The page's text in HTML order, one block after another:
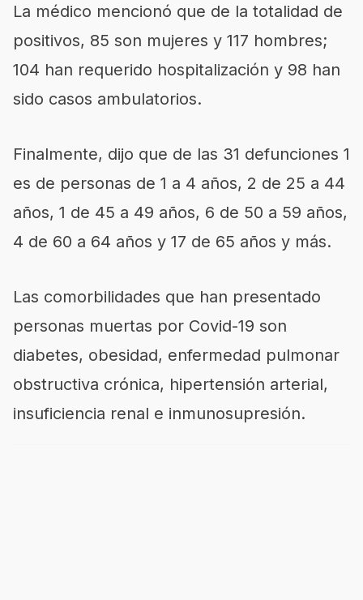
La médico mencionó que de la totalidad de
positivos, 85 son mujeres y 117 hombres;
104 han requerido hospitalización y 98 han
sido casos ambulatorios.
Finalmente, dijo que de las 31 defunciones 1
es de personas de 1 a 4 años, 2 de 25 a 44
años, 1 de 45 a 49 años, 6 de 50 a 59 años,
4 de 60 a 64 años y 17 de 65 años y más.
Las comorbilidades que han presentado
personas muertas por Covid-19 son
diabetes, obesidad, enfermedad pulmonar
obstructiva crónica, hipertensión arterial,
insuficiencia renal e inmunosupresión.